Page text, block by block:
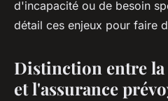
d'incapacité ou de besoin
détail ces enjeux pour faire
Distinction entre
et l'assurance